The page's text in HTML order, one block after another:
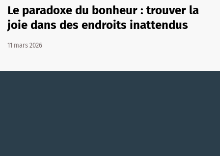
Le paradoxe du bonheur : trouver la
joie dans des endroits inattendus
11 mars 2026